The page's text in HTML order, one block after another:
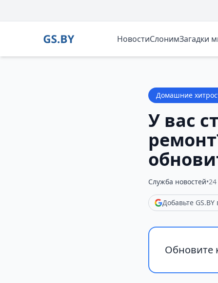
НовостиСлонимЗагадки
Домашние
У вас
Служба новостей•
Добавьте
Обновите